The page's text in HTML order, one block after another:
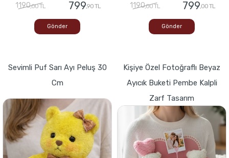
1190,00 TL 799,90 TL
Gönder
1190,00 TL 799,00 TL
Gönder
Sevimli Puf Sarı Ayı Peluş 30
Cm
Kişiye Özel Fotoğraflı Beyaz
Ayıcık Buketi Pembe Kalpli
Zarf Tasarım